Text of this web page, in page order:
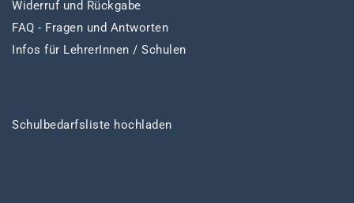
Widerruf und Rückgabe
FAQ - Fragen und Antworten
Infos für LehrerInnen / Schulen
Schulbedarfsliste hochladen